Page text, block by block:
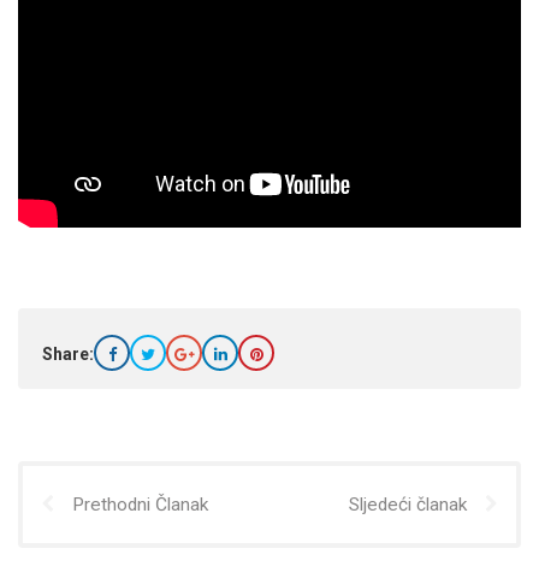
Share:
Prethodni Članak Sljedeći članak